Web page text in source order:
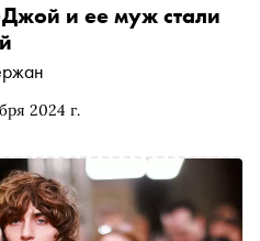
2024 г.
и ее муж стали